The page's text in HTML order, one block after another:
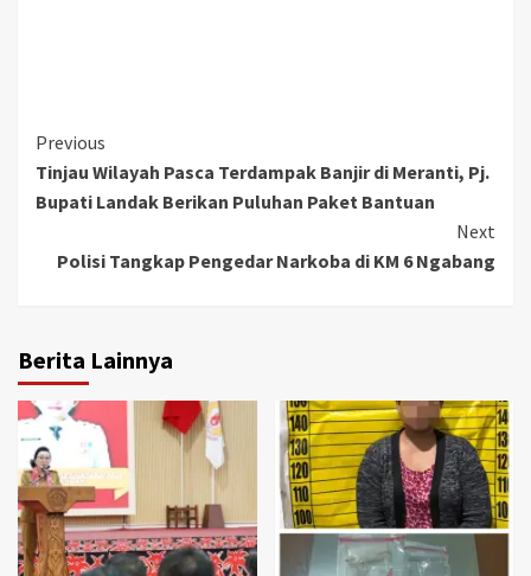
Continue
Reading
Previous
Tinjau Wilayah Pasca Terdampak Banjir di Meranti, Pj.
Bupati Landak Berikan Puluhan Paket Bantuan
Next
Polisi Tangkap Pengedar Narkoba di KM 6 Ngabang
Berita Lainnya